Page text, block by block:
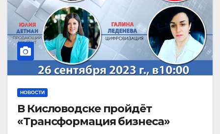
НОВОСТИ
В Кисловодске пройдёт
«Трансформация бизнеса»